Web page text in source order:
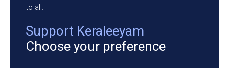
to all.
Support Keraleeyam
Choose your preference